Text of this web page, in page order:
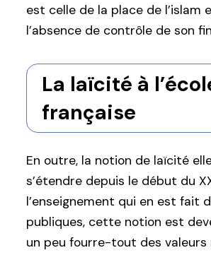
est celle de la place de l’islam
l’absence de contrôle de son
La laïcité à
française
En outre, la notion de laïcité
s’étendre depuis le début du
l’enseignement qui en est fait
publiques, cette notion est
un peu fourre-tout des valeurs